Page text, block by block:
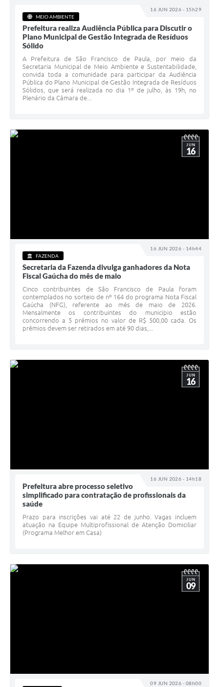
16 JUN 2026 - 15h29
MEIO AMBIENTE
Prefeitura realiza Audiência Pública para Discutir o
Plano Municipal de Gestão Integrada de Resíduos
Sólido
A Prefeitura de São Francisco de Paula, por meio da
Secretaria Municipal de Meio Ambiente e Sustentabilidade,
convida toda a comunidade para participar da Audiência
Pública do Plano Municipal de Gestão Integrada de Resíduos
Sólidos, que será realizada no dia 1º de julho, às 19h, no
Plenário da Câmara de...
16 JUN 2026 - 14h44
JUN
16
FAZENDA
Secretaria da Fazenda divulga ganhadores da Nota
Fiscal Gaúcha do mês de maio
Cinco contribuintes de São Francisco de Paula foram
contemplados no sorteio de nº 164 do programa Nota Fiscal
Gaúcha (NFG), referente ao mês de maio de 2026.
Mensalmente os contribuintes do município estão
concorrendo a 5 prêmios no valor de R$ 500,00 cada. Os
prêmios devem ser retirados em até 90 dias,...
16 JUN 2026 - 14h18
JUN
16
Prefeitura abre processo seletivo
simplificado para contratação de profissionais da
saúde
Prazo para inscrições vai até 22 de junho. Vagas incluem
atuação na Equipe Multiprofissional de Atenção Domiciliar
(Programa Melhor em Casa)
09 JUN 2026 - 08h00
JUN
09